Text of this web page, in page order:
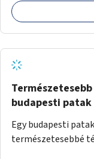
budapesti
Egy budapesti
természetesebbé